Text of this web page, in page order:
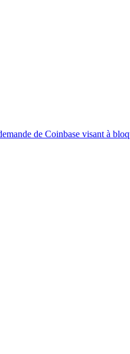
de Coinbase visant à